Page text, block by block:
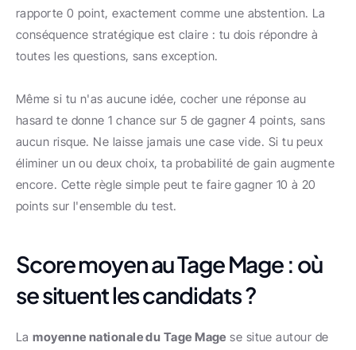
rapporte 0 point, exactement comme une abstention. La
conséquence stratégique est claire : tu dois répondre à
toutes les questions, sans exception.
Même si tu n'as aucune idée, cocher une réponse au
hasard te donne 1 chance sur 5 de gagner 4 points, sans
aucun risque. Ne laisse jamais une case vide. Si tu peux
éliminer un ou deux choix, ta probabilité de gain augmente
encore. Cette règle simple peut te faire gagner 10 à 20
points sur l'ensemble du test.
Score moyen au Tage Mage : où
se situent les candidats ?
La moyenne nationale du Tage Mage